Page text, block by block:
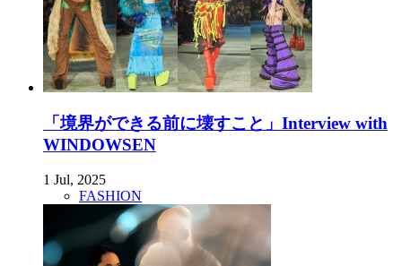
「境界ができる前に壊すこと」Interview with
WINDOWSEN
1 Jul, 2025
FASHION